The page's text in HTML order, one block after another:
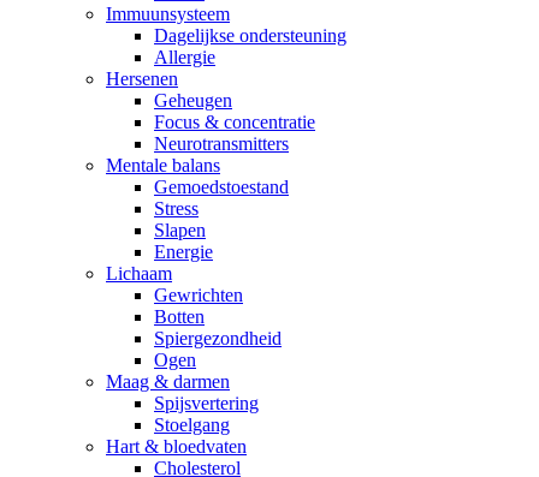
Immuunsysteem
Dagelijkse ondersteuning
Allergie
Hersenen
Geheugen
Focus & concentratie
Neurotransmitters
Mentale balans
Gemoedstoestand
Stress
Slapen
Energie
Lichaam
Gewrichten
Botten
Spiergezondheid
Ogen
Maag & darmen
Spijsvertering
Stoelgang
Hart & bloedvaten
Cholesterol